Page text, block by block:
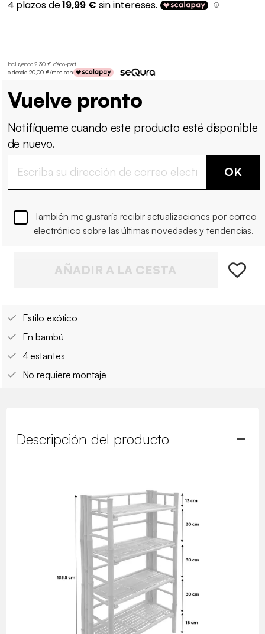
Incluyendo 2,30 € d'éco-part.
o desde 20,00 €/mes con
Vuelve pronto
Notifíqueme cuando este producto esté disponible
de nuevo.
OK
También me gustaría recibir actualizaciones por correo
electrónico sobre las últimas novedades y tendencias.
AÑADIR A LA CESTA
Estilo exótico
En bambú
4 estantes
No requiere montaje
Descripción del producto